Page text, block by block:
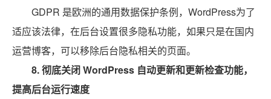
GDPR 是欧洲的通用数据保护条例，WordPress为了
适应该法律，在后台设置很多隐私功能，如果只是在国内
运营博客，可以移除后台隐私相关的页面。
8. 彻底关闭 WordPress 自动更新和更新检查功能，
提高后台运行速度